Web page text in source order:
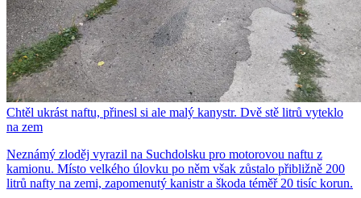
Chtěl ukrást naftu, přinesl si ale malý kanystr. Dvě stě litrů vyteklo
na zem
Neznámý zloděj vyrazil na Suchdolsku pro motorovou naftu z
kamionu. Místo velkého úlovku po něm však zůstalo přibližně 200
litrů nafty na zemi, zapomenutý kanistr a škoda téměř 20 tisíc korun.